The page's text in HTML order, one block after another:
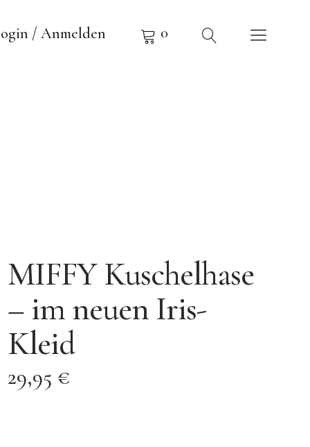
/ Anmelden 0
MIFFY Kuschelhase
– im neuen Iris-
Kleid
29,95 €